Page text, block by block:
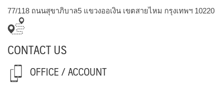
77/118 ถนนสุขาภิบาล5 แขวงออเงิน เขตสายไหม กรุงเทพฯ 10220
CONTACT US
OFFICE / ACCOUNT